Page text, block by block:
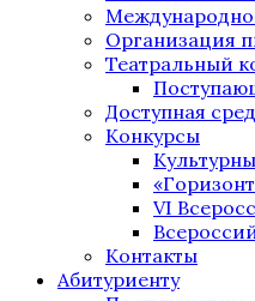
Организация
Театральный
Доступная
Конкурсы
VI
Контакты
Абитуриенту